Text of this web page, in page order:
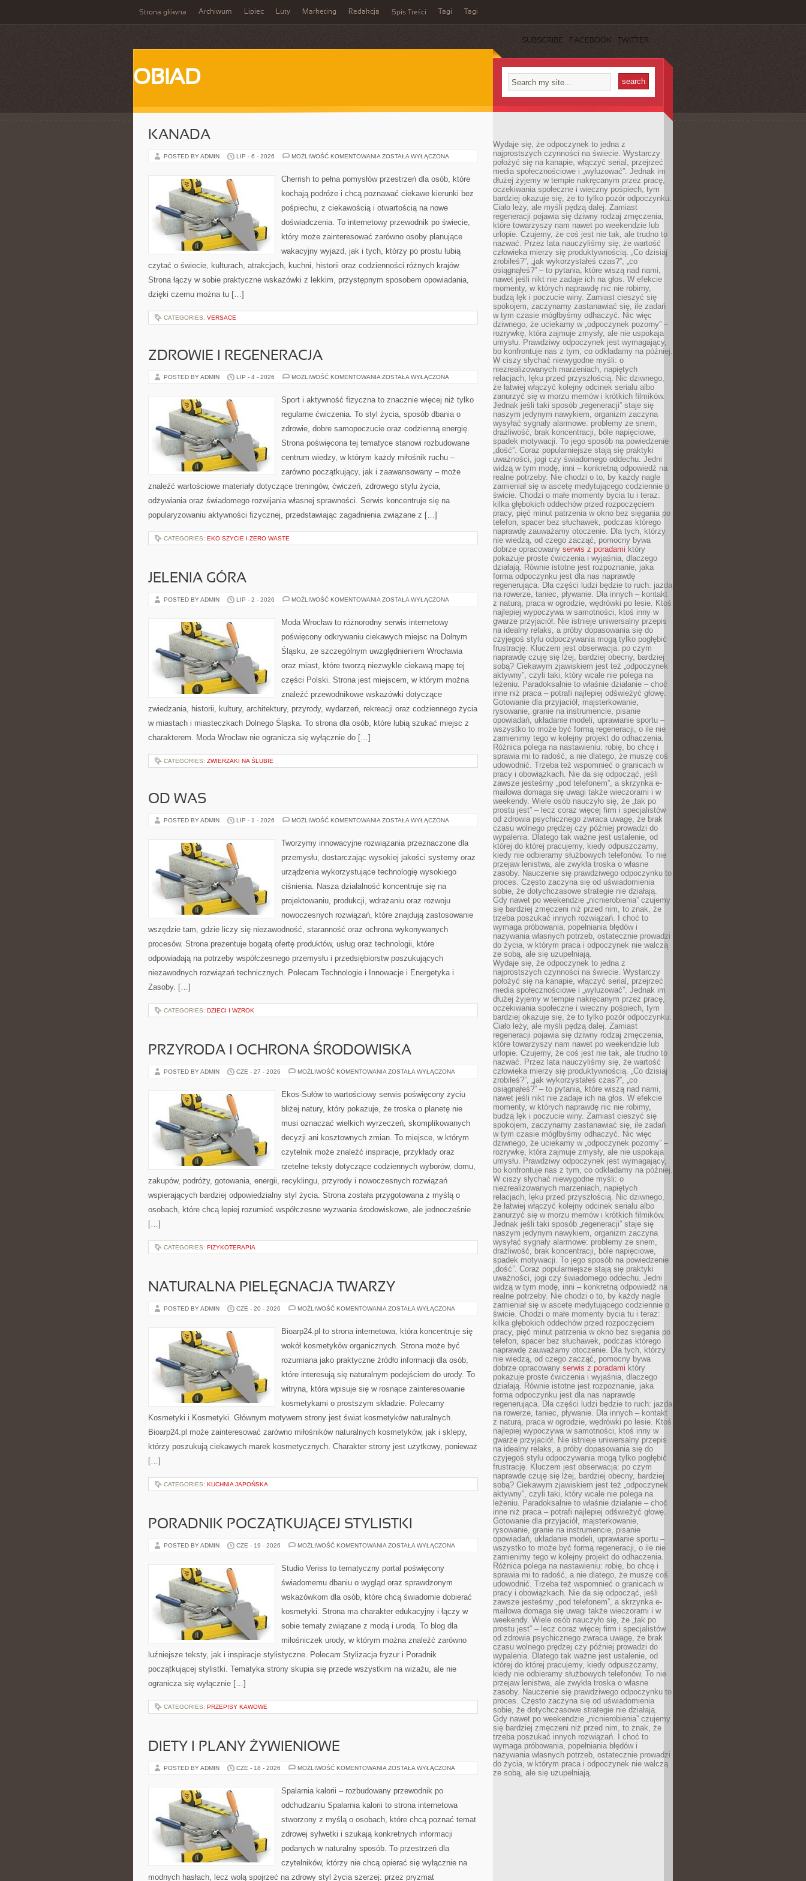
Strona główna Archiwum Lipiec Luty Marketing Redakcja Spis Treści Tagi Tagi
SUBSCRIBE FACEBOOK TWITTER
OBIAD
KANADA
POSTED BY ADMIN LIP - 6 - 2026 MOŻLIWOŚĆ KOMENTOWANIA KANADA
ZOSTAŁA WYŁĄCZONA
Cherrish to pełna pomysłów przestrzeń dla osób, które
kochają podróże i chcą poznawać ciekawe kierunki bez
pośpiechu, z ciekawością i otwartością na nowe
doświadczenia. To internetowy przewodnik po świecie,
który może zainteresować zarówno osoby planujące
wakacyjny wyjazd, jak i tych, którzy po prostu lubią
czytać o świecie, kulturach, atrakcjach, kuchni, historii oraz codzienności różnych krajów.
Strona łączy w sobie praktyczne wskazówki z lekkim, przystępnym sposobem opowiadania,
dzięki czemu można tu […]
CATEGORIES: VERSACE
ZDROWIE I REGENERACJA
POSTED BY ADMIN LIP - 4 - 2026 MOŻLIWOŚĆ KOMENTOWANIA ZDROWIE
ZOSTAŁA WYŁĄCZONA
Sport i aktywność fizyczna to znacznie więcej niż tylko
regularne ćwiczenia. To styl życia, sposób dbania o
zdrowie, dobre samopoczucie oraz codzienną energię.
Strona poświęcona tej tematyce stanowi rozbudowane
centrum wiedzy, w którym każdy miłośnik ruchu –
zarówno początkujący, jak i zaawansowany – może
znaleźć wartościowe materiały dotyczące treningów, ćwiczeń, zdrowego stylu życia,
odżywiania oraz świadomego rozwijania własnej sprawności. Serwis koncentruje się na
popularyzowaniu aktywności fizycznej, przedstawiając zagadnienia związane z […]
CATEGORIES: EKO SZYCIE I ZERO WASTE
JELENIA GÓRA
POSTED BY ADMIN LIP - 2 - 2026 MOŻLIWOŚĆ KOMENTOWANIA JELENIA
ZOSTAŁA WYŁĄCZONA
Moda Wrocław to różnorodny serwis internetowy
poświęcony odkrywaniu ciekawych miejsc na Dolnym
Śląsku, ze szczególnym uwzględnieniem Wrocławia
oraz miast, które tworzą niezwykle ciekawą mapę tej
części Polski. Strona jest miejscem, w którym można
znaleźć przewodnikowe wskazówki dotyczące
zwiedzania, historii, kultury, architektury, przyrody, wydarzeń, rekreacji oraz codziennego życia
w miastach i miasteczkach Dolnego Śląska. To strona dla osób, które lubią szukać miejsc z
charakterem. Moda Wrocław nie ogranicza się wyłącznie do […]
CATEGORIES: ZWIERZAKI NA ŚLUBIE
OD WAS
POSTED BY ADMIN LIP - 1 - 2026 MOŻLIWOŚĆ KOMENTOWANIA OD
ZOSTAŁA WYŁĄCZONA
Tworzymy innowacyjne rozwiązania przeznaczone dla
przemysłu, dostarczając wysokiej jakości systemy oraz
urządzenia wykorzystujące technologię wysokiego
ciśnienia. Nasza działalność koncentruje się na
projektowaniu, produkcji, wdrażaniu oraz rozwoju
nowoczesnych rozwiązań, które znajdują zastosowanie
wszędzie tam, gdzie liczy się niezawodność, staranność oraz ochrona wykonywanych
procesów. Strona prezentuje bogatą ofertę produktów, usług oraz technologii, które
odpowiadają na potrzeby współczesnego przemysłu i przedsiębiorstw poszukujących
niezawodnych rozwiązań technicznych. Polecam Technologie i Innowacje i Energetyka i
Zasoby. […]
CATEGORIES: DZIECI I WZROK
PRZYRODA I OCHRONA ŚRODOWISKA
POSTED BY ADMIN CZE - 27 - 2026 MOŻLIWOŚĆ KOMENTOWANIA PRZYRODA
ŚRODOWISKA
ZOSTAŁA WYŁĄCZONA
Ekos-Sułów to wartościowy serwis poświęcony życiu
bliżej natury, który pokazuje, że troska o planetę nie
musi oznaczać wielkich wyrzeczeń, skomplikowanych
decyzji ani kosztownych zmian. To miejsce, w którym
czytelnik może znaleźć inspiracje, przykłady oraz
rzetelne teksty dotyczące codziennych wyborów, domu,
zakupów, podróży, gotowania, energii, recyklingu, przyrody i nowoczesnych rozwiązań
wspierających bardziej odpowiedzialny styl życia. Strona została przygotowana z myślą o
osobach, które chcą lepiej rozumieć współczesne wyzwania środowiskowe, ale jednocześnie
[…]
CATEGORIES: FIZYKOTERAPIA
NATURALNA PIELĘGNACJA TWARZY
POSTED BY ADMIN CZE - 20 - 2026 MOŻLIWOŚĆ KOMENTOWANIA NATURALNA
ZOSTAŁA WYŁĄCZONA
Bioarp24.pl to strona internetowa, która koncentruje się
wokół kosmetyków organicznych. Strona może być
rozumiana jako praktyczne źródło informacji dla osób,
które interesują się naturalnym podejściem do urody. To
witryna, która wpisuje się w rosnące zainteresowanie
kosmetykami o prostszym składzie. Polecamy
Kosmetyki i Kosmetyki. Głównym motywem strony jest świat kosmetyków naturalnych.
Bioarp24.pl może zainteresować zarówno miłośników naturalnych kosmetyków, jak i sklepy,
którzy poszukują ciekawych marek kosmetycznych. Charakter strony jest użytkowy, ponieważ
[…]
CATEGORIES: KUCHNIA JAPOŃSKA
PORADNIK POCZĄTKUJĄCEJ STYLISTKI
POSTED BY ADMIN CZE - 19 - 2026 MOŻLIWOŚĆ KOMENTOWANIA PORADNIK
ZOSTAŁA WYŁĄCZONA
Studio Veriss to tematyczny portal poświęcony
świadomemu dbaniu o wygląd oraz sprawdzonym
wskazówkom dla osób, które chcą świadomie dobierać
kosmetyki. Strona ma charakter edukacyjny i łączy w
sobie tematy związane z modą i urodą. To blog dla
miłośniczek urody, w którym można znaleźć zarówno
luźniejsze teksty, jak i inspiracje stylistyczne. Polecam Stylizacja fryzur i Poradnik
początkującej stylistki. Tematyka strony skupia się przede wszystkim na wizażu, ale nie
ogranicza się wyłącznie […]
CATEGORIES: PRZEPISY KAWOWE
DIETY I PLANY ŻYWIENIOWE
POSTED BY ADMIN CZE - 18 - 2026 MOŻLIWOŚĆ KOMENTOWANIA DIETY
ŻYWIENIOWE
ZOSTAŁA WYŁĄCZONA
Spalarnia kalorii – rozbudowany przewodnik po
odchudzaniu Spalarnia kalorii to strona internetowa
stworzony z myślą o osobach, które chcą poznać temat
zdrowej sylwetki i szukają konkretnych informacji
podanych w naturalny sposób. To przestrzeń dla
czytelników, którzy nie chcą opierać się wyłącznie na
modnych hasłach, lecz wolą spojrzeć na zdrowy styl życia szerzej: przez pryzmat
Wydaje się, że odpoczynek to jedna z
najprostszych czynności na świecie. Wystarczy
położyć się na kanapie, włączyć serial, przejrzeć
media społecznościowe i „wyluzować”. Jednak im
dłużej żyjemy w tempie nakręcanym przez pracę,
oczekiwania społeczne i wieczny pośpiech, tym
bardziej okazuje się, że to tylko pozór odpoczynku.
Ciało leży, ale myśli pędzą dalej. Zamiast
regeneracji pojawia się dziwny rodzaj zmęczenia,
które towarzyszy nam nawet po weekendzie lub
urlopie. Czujemy, że coś jest nie tak, ale trudno to
nazwać. Przez lata nauczyliśmy się, że wartość
człowieka mierzy się produktywnością. „Co dzisiaj
zrobiłeś?”, „jak wykorzystałeś czas?”, „co
osiągnąłeś?” – to pytania, które wiszą nad nami,
nawet jeśli nikt nie zadaje ich na głos. W efekcie
momenty, w których naprawdę nic nie robimy,
budzą lęk i poczucie winy. Zamiast cieszyć się
spokojem, zaczynamy zastanawiać się, ile zadań
w tym czasie mógłbyśmy odhaczyć. Nic więc
dziwnego, że uciekamy w „odpoczynek pozorny” –
rozrywkę, która zajmuje zmysły, ale nie uspokaja
umysłu. Prawdziwy odpoczynek jest wymagający,
bo konfrontuje nas z tym, co odkładamy na później.
W ciszy słychać niewygodne myśli: o
niezrealizowanych marzeniach, napiętych
relacjach, lęku przed przyszłością. Nic dziwnego,
że łatwiej włączyć kolejny odcinek serialu albo
zanurzyć się w morzu memów i krótkich filmików.
Jednak jeśli taki sposób „regeneracji” staje się
naszym jedynym nawykiem, organizm zaczyna
wysyłać sygnały alarmowe: problemy ze snem,
drażliwość, brak koncentracji, bóle napięciowe,
spadek motywacji. To jego sposób na powiedzenie
„dość”. Coraz popularniejsze stają się praktyki
uważności, jogi czy świadomego oddechu. Jedni
widzą w tym modę, inni – konkretną odpowiedź na
realne potrzeby. Nie chodzi o to, by każdy nagle
zamieniał się w ascetę medytującego codziennie o
świcie. Chodzi o małe momenty bycia tu i teraz:
kilka głębokich oddechów przed rozpoczęciem
pracy, pięć minut patrzenia w okno bez sięgania po
telefon, spacer bez słuchawek, podczas którego
naprawdę zauważamy otoczenie. Dla tych, którzy
nie wiedzą, od czego zacząć, pomocny bywa
dobrze opracowany serwis z poradami który
pokazuje proste ćwiczenia i wyjaśnia, dlaczego
działają. Równie istotne jest rozpoznanie, jaka
forma odpoczynku jest dla nas naprawdę
regenerująca. Dla części ludzi będzie to ruch: jazda
na rowerze, taniec, pływanie. Dla innych – kontakt
z naturą, praca w ogrodzie, wędrówki po lesie. Ktoś
najlepiej wypoczywa w samotności, ktoś inny w
gwarze przyjaciół. Nie istnieje uniwersalny przepis
na idealny relaks, a próby dopasowania się do
czyjegoś stylu odpoczywania mogą tylko pogłębić
frustrację. Kluczem jest obserwacja: po czym
naprawdę czuję się lżej, bardziej obecny, bardziej
sobą? Ciekawym zjawiskiem jest też „odpoczynek
aktywny”, czyli taki, który wcale nie polega na
leżeniu. Paradoksalnie to właśnie działanie – choć
inne niż praca – potrafi najlepiej odświeżyć głowę.
Gotowanie dla przyjaciół, majsterkowanie,
rysowanie, granie na instrumencie, pisanie
opowiadań, układanie modeli, uprawianie sportu –
wszystko to może być formą regeneracji, o ile nie
zamienimy tego w kolejny projekt do odhaczenia.
Różnica polega na nastawieniu: robię, bo chcę i
sprawia mi to radość, a nie dlatego, że muszę coś
udowodnić. Trzeba też wspomnieć o granicach w
pracy i obowiązkach. Nie da się odpocząć, jeśli
zawsze jesteśmy „pod telefonem”, a skrzynka e-
mailowa domaga się uwagi także wieczorami i w
weekendy. Wiele osób nauczyło się, że „tak po
prostu jest” – lecz coraz więcej firm i specjalistów
od zdrowia psychicznego zwraca uwagę, że brak
czasu wolnego prędzej czy później prowadzi do
wypalenia. Dlatego tak ważne jest ustalenie, od
której do której pracujemy, kiedy odpuszczamy,
kiedy nie odbieramy służbowych telefonów. To nie
przejaw lenistwa, ale zwykła troska o własne
zasoby. Nauczenie się prawdziwego odpoczynku to
proces. Często zaczyna się od uświadomienia
sobie, że dotychczasowe strategie nie działają.
Gdy nawet po weekendzie „nicnierobienia” czujemy
się bardziej zmęczeni niż przed nim, to znak, że
trzeba poszukać innych rozwiązań. I choć to
wymaga próbowania, popełniania błędów i
nazywania własnych potrzeb, ostatecznie prowadzi
do życia, w którym praca i odpoczynek nie walczą
ze sobą, ale się uzupełniają.
Wydaje się, że odpoczynek to jedna z
najprostszych czynności na świecie. Wystarczy
położyć się na kanapie, włączyć serial, przejrzeć
media społecznościowe i „wyluzować”. Jednak im
dłużej żyjemy w tempie nakręcanym przez pracę,
oczekiwania społeczne i wieczny pośpiech, tym
bardziej okazuje się, że to tylko pozór odpoczynku.
Ciało leży, ale myśli pędzą dalej. Zamiast
regeneracji pojawia się dziwny rodzaj zmęczenia,
które towarzyszy nam nawet po weekendzie lub
urlopie. Czujemy, że coś jest nie tak, ale trudno to
nazwać. Przez lata nauczyliśmy się, że wartość
człowieka mierzy się produktywnością. „Co dzisiaj
zrobiłeś?”, „jak wykorzystałeś czas?”, „co
osiągnąłeś?” – to pytania, które wiszą nad nami,
nawet jeśli nikt nie zadaje ich na głos. W efekcie
momenty, w których naprawdę nic nie robimy,
budzą lęk i poczucie winy. Zamiast cieszyć się
spokojem, zaczynamy zastanawiać się, ile zadań
w tym czasie mógłbyśmy odhaczyć. Nic więc
dziwnego, że uciekamy w „odpoczynek pozorny” –
rozrywkę, która zajmuje zmysły, ale nie uspokaja
umysłu. Prawdziwy odpoczynek jest wymagający,
bo konfrontuje nas z tym, co odkładamy na później.
W ciszy słychać niewygodne myśli: o
niezrealizowanych marzeniach, napiętych
relacjach, lęku przed przyszłością. Nic dziwnego,
że łatwiej włączyć kolejny odcinek serialu albo
zanurzyć się w morzu memów i krótkich filmików.
Jednak jeśli taki sposób „regeneracji” staje się
naszym jedynym nawykiem, organizm zaczyna
wysyłać sygnały alarmowe: problemy ze snem,
drażliwość, brak koncentracji, bóle napięciowe,
spadek motywacji. To jego sposób na powiedzenie
„dość”. Coraz popularniejsze stają się praktyki
uważności, jogi czy świadomego oddechu. Jedni
widzą w tym modę, inni – konkretną odpowiedź na
realne potrzeby. Nie chodzi o to, by każdy nagle
zamieniał się w ascetę medytującego codziennie o
świcie. Chodzi o małe momenty bycia tu i teraz:
kilka głębokich oddechów przed rozpoczęciem
pracy, pięć minut patrzenia w okno bez sięgania po
telefon, spacer bez słuchawek, podczas którego
naprawdę zauważamy otoczenie. Dla tych, którzy
nie wiedzą, od czego zacząć, pomocny bywa
dobrze opracowany serwis z poradami który
pokazuje proste ćwiczenia i wyjaśnia, dlaczego
działają. Równie istotne jest rozpoznanie, jaka
forma odpoczynku jest dla nas naprawdę
regenerująca. Dla części ludzi będzie to ruch: jazda
na rowerze, taniec, pływanie. Dla innych – kontakt
z naturą, praca w ogrodzie, wędrówki po lesie. Ktoś
najlepiej wypoczywa w samotności, ktoś inny w
gwarze przyjaciół. Nie istnieje uniwersalny przepis
na idealny relaks, a próby dopasowania się do
czyjegoś stylu odpoczywania mogą tylko pogłębić
frustrację. Kluczem jest obserwacja: po czym
naprawdę czuję się lżej, bardziej obecny, bardziej
sobą? Ciekawym zjawiskiem jest też „odpoczynek
aktywny”, czyli taki, który wcale nie polega na
leżeniu. Paradoksalnie to właśnie działanie – choć
inne niż praca – potrafi najlepiej odświeżyć głowę.
Gotowanie dla przyjaciół, majsterkowanie,
rysowanie, granie na instrumencie, pisanie
opowiadań, układanie modeli, uprawianie sportu –
wszystko to może być formą regeneracji, o ile nie
zamienimy tego w kolejny projekt do odhaczenia.
Różnica polega na nastawieniu: robię, bo chcę i
sprawia mi to radość, a nie dlatego, że muszę coś
udowodnić. Trzeba też wspomnieć o granicach w
pracy i obowiązkach. Nie da się odpocząć, jeśli
zawsze jesteśmy „pod telefonem”, a skrzynka e-
mailowa domaga się uwagi także wieczorami i w
weekendy. Wiele osób nauczyło się, że „tak po
prostu jest” – lecz coraz więcej firm i specjalistów
od zdrowia psychicznego zwraca uwagę, że brak
czasu wolnego prędzej czy później prowadzi do
wypalenia. Dlatego tak ważne jest ustalenie, od
której do której pracujemy, kiedy odpuszczamy,
kiedy nie odbieramy służbowych telefonów. To nie
przejaw lenistwa, ale zwykła troska o własne
zasoby. Nauczenie się prawdziwego odpoczynku to
proces. Często zaczyna się od uświadomienia
sobie, że dotychczasowe strategie nie działają.
Gdy nawet po weekendzie „nicnierobienia” czujemy
się bardziej zmęczeni niż przed nim, to znak, że
trzeba poszukać innych rozwiązań. I choć to
wymaga próbowania, popełniania błędów i
nazywania własnych potrzeb, ostatecznie prowadzi
do życia, w którym praca i odpoczynek nie walczą
ze sobą, ale się uzupełniają.